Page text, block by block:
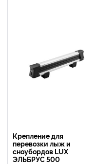
Крепление для
перевозки лыж и
сноубордов LUX
ЭЛЬБРУС 500